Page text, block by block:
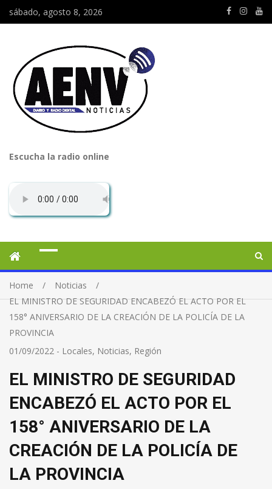
sábado, agosto 8, 2026
Escucha la radio online
Home
Noticias
EL MINISTRO DE SEGURIDAD ENCABEZÓ EL ACTO POR EL
158° ANIVERSARIO DE LA CREACIÓN DE LA POLICÍA DE LA
PROVINCIA
01/09/2022 - Locales, Noticias, Región
EL MINISTRO DE SEGURIDAD
ENCABEZÓ EL ACTO POR EL
158° ANIVERSARIO DE LA
CREACIÓN DE LA POLICÍA DE
LA PROVINCIA